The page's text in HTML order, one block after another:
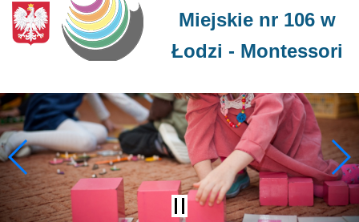
Miejskie nr 106 w
Łodzi - Montessori